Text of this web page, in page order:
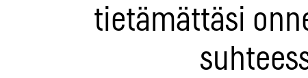
tietämättäsi